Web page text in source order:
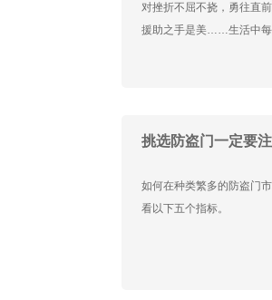
对挫折不屈不挠，勇往直
援助之手是美……生活中每
挑选防盗门一定要
如何在种类繁多的防盗门
看以下五个指标。